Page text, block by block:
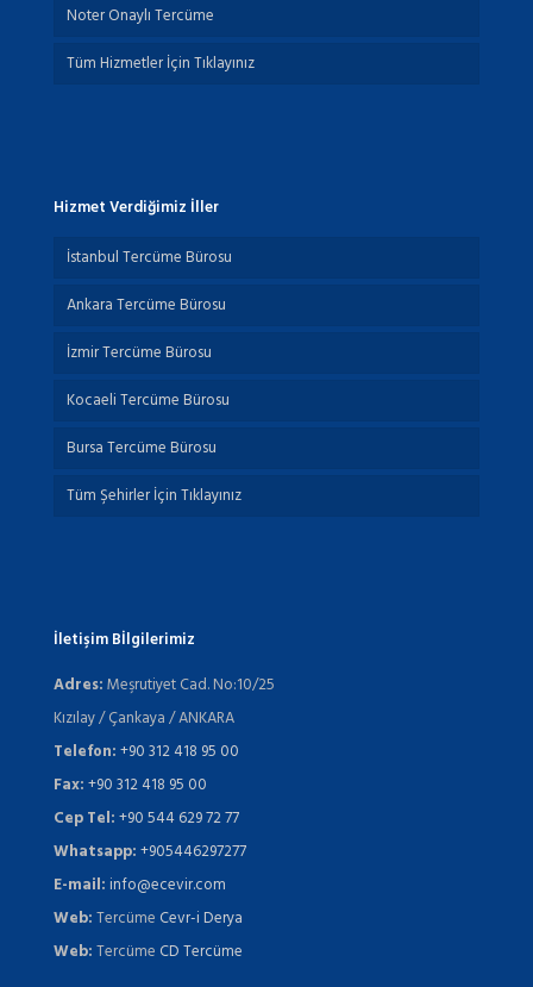
Noter Onaylı Tercüme
Tüm Hizmetler İçin Tıklayınız
Hizmet Verdiğimiz İller
İstanbul Tercüme Bürosu
Ankara Tercüme Bürosu
İzmir Tercüme Bürosu
Kocaeli Tercüme Bürosu
Bursa Tercüme Bürosu
Tüm Şehirler İçin Tıklayınız
İletişim Bİlgilerimiz
Adres:Meşrutiyet Cad. No:10/25
Kızılay / Çankaya / ANKARA
Telefon:+90 312 418 95 00
Fax:+90 312 418 95 00
Cep Tel:+90 544 629 72 77
Whatsapp:+905446297277
E-mail:info@ecevir.com
Web:Tercüme Cevr-i Derya
Web:Tercüme CD Tercüme